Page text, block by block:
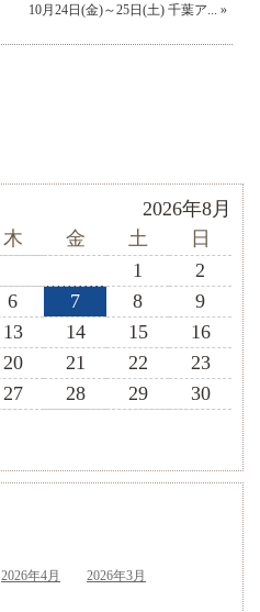
10月24日(金)～25日(土) 千葉ア... »
2026年8月
木 金 土
日
1
2
6 7 8
9
13 14 15
16
20 21 22
23
27 28 29
30
2026年4月 2026年3月